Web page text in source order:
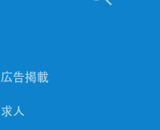
広告掲載
求人